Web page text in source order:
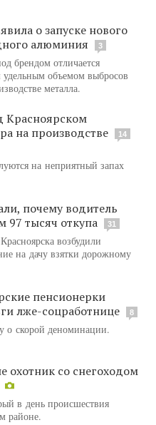
о запуске нового
алюминия
3
брендом отличается
объемом выбросов
металла.
Красноярском
на производстве
14
на неприятный запах
почему водитель
97 тысяч откупа
31
возбудили
на дачу взятки дорожному
пенсионерки
лже-соцработнице
8
о скорой деноминации.
охотник со снегоходом
в день происшествия
районе.